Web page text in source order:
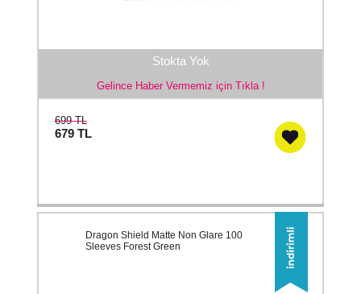
Stokta Yok
Gelince Haber Vermemiz için Tıkla !
699 TL
679 TL
Dragon Shield Matte Non Glare 100
Sleeves Forest Green